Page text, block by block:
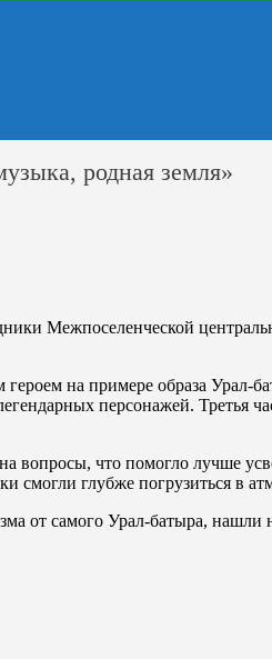
родная земля»
Межпоселенческой
героем на примере образа
персонажей. Третья
вопросы, что помогло лучше
смогли глубже погрузиться в
от самого Урал-батыра,